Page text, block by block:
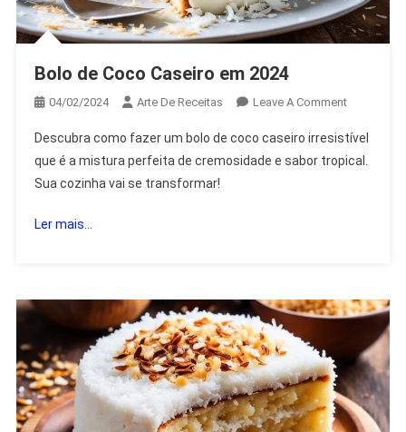
Bolo de Coco Caseiro em 2024
04/02/2024 Arte De Receitas Leave A CommentOn
De
Coco
Descubra como fazer um bolo de coco caseiro irresistível
que é a mistura perfeita de cremosidade e sabor tropical.
Sua cozinha vai se transformar!
Ler mais...